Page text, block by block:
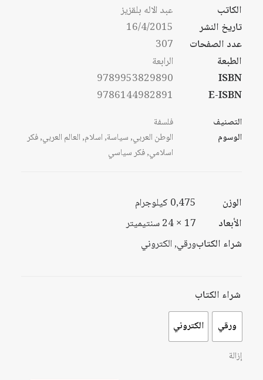
خلال
خلال
الكاتب
عبد الاله بلقزيز
تاريخ النشر
16/4/2015
عدد الصفحات
307
الطبعة
الرابعة
ISBN
9789953829890
E-ISBN
9786144982891
التصنيف
فلسفة
الوسوم
الوطن العربي,سياسة,اسلام,العالم العربي,فكر
اسلامي,فكر سياسي
الوزن
0,475 كيلوجرام
الأبعاد
17 × 24 سنتيميتر
شراء الكتابورقي, الكتروني
شراء الكتاب
ورقي الكتروني
إزالة